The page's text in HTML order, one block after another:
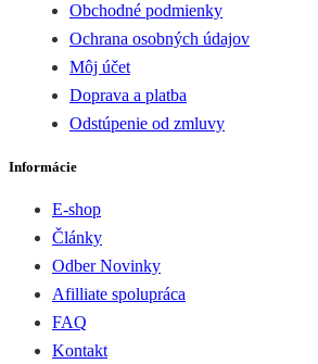
Obchodné podmienky
Ochrana osobných údajov
Môj účet
Doprava a platba
Odstúpenie od zmluvy
Informácie
E-shop
Články
Odber Novinky
Afilliate spolupráca
FAQ
Kontakt